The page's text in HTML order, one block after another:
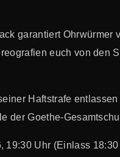
garantiert Ohrwürmer
euch von den
Haftstrafe
der Goethe-
19:30 Uhr (Einlass 18:30